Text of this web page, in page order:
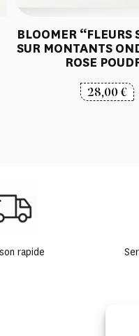
BLOOMER “FLEURS
SUR MONTANTS
ROSE
28,00€
rapide